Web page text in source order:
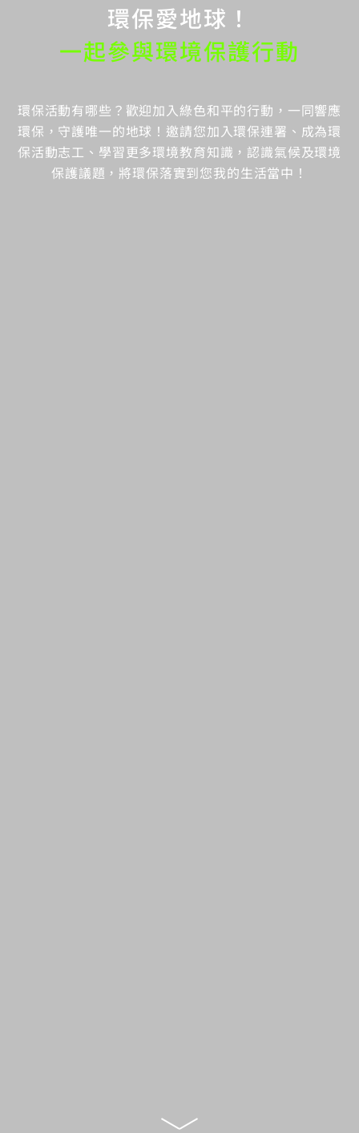
環保愛地球！
一起參與環境保護行動
環保活動有哪些？歡迎加入綠色和平的行動，一同響應
環保，守護唯一的地球！邀請您加入環保連署、成為環
保活動志工、學習更多環境教育知識，認識氣候及環境
保護議題，將環保落實到您我的生活當中！